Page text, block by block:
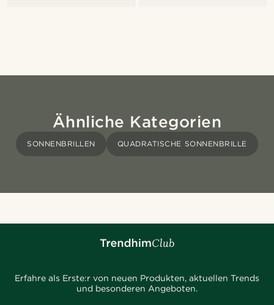
Ähnliche Kategorien
SONNENBRILLEN QUADRATISCHE SONNENBRILLE
Erfahre als Erste:r von neuen Produkten, aktuellen Trends
und besonderen Angeboten.